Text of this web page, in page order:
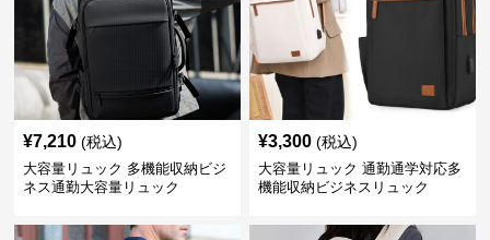
¥7,210 (税込)
大容量リュック 多機能収納ビジ
ネス通勤大容量リュック
¥3,300 (税込)
大容量リュック 通勤通学対応多
機能収納ビジネスリュック